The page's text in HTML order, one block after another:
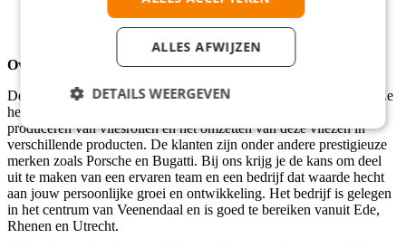
Inzetbaar in 3-ploegendienst
Zelfstandig en gericht op verbetering
Over het bedrijf
De operationele basis van dit bedrijf bevindt zich in Veenendaal. Ze
hebben diverse productielijnen die gespecialiseerd zijn in het
produceren van vliesrollen en het omzetten van deze vliezen in
verschillende producten. De klanten zijn onder andere prestigieuze
merken zoals Porsche en Bugatti. Bij ons krijg je de kans om deel
uit te maken van een ervaren team en een bedrijf dat waarde hecht
aan jouw persoonlijke groei en ontwikkeling. Het bedrijf is gelegen
in het centrum van Veenendaal en is goed te bereiken vanuit Ede,
Rhenen en Utrecht.
ALLES AFWIJZEN
DETAILS WEERGEVEN